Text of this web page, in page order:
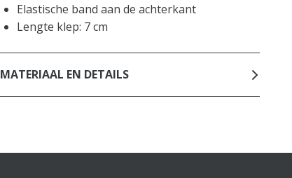
Elastische band aan de achterkant
Lengte klep: 7 cm
MATERIAAL EN DETAILS